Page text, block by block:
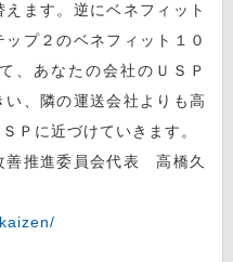
ます。逆にベネフィット
プ２のベネフィット１０
、あなたの会社のＵＳＰ
、隣の運送会社よりも高
Ｐに近づけていきます。
善推進委員会代表 高橋久